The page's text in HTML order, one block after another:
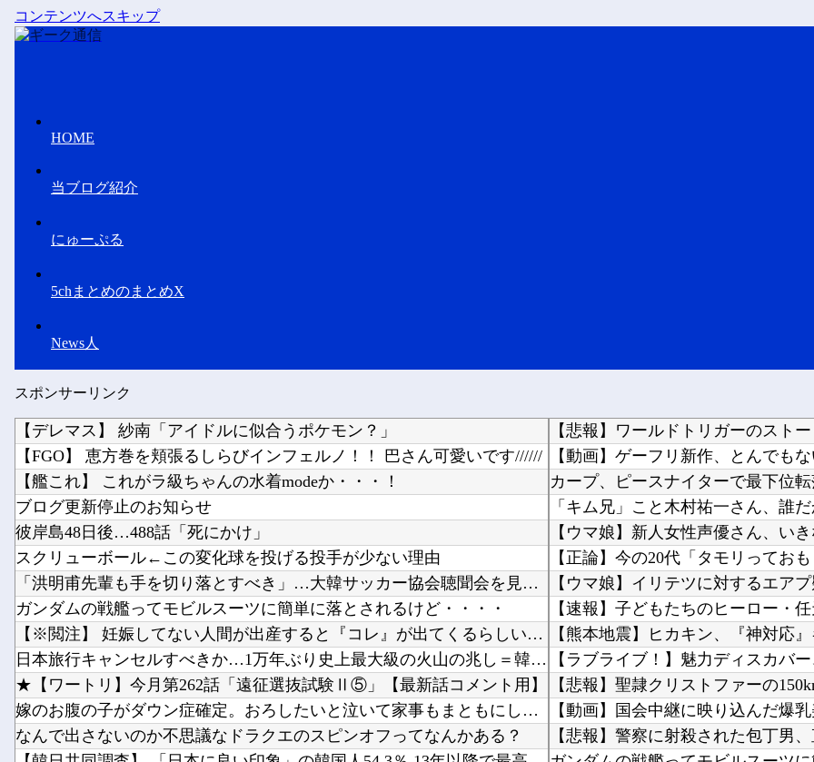
コンテンツへスキップ
HOME
当ブログ紹介
にゅーぷる
5chまとめのまとめX
News人
スポンサーリンク
【デレマス】 紗南「アイドルに似合うポケモン？」
【FGO】 恵方巻を頬張るしらびインフェルノ！！ 巴さん可愛いです//////
【艦これ】 これがラ級ちゃんの水着modeか・・・！
ブログ更新停止のお知らせ
彼岸島48日後…488話「死にかけ」
スクリューボール←この変化球を投げる投手が少ない理由
「洪明甫先輩も手を切り落とすべき」…大韓サッカー協会聴聞会を見た元韓国代表の李天秀が怒り
ガンダムの戦艦ってモビルスーツに簡単に落とされるけど・・・・
【※閲注】 妊娠してない人間が出産すると『コレ』が出てくるらしい…ヤバすぎる…
日本旅行キャンセルすべきか…1万年ぶり史上最大級の火山の兆し＝韓国の反応
★【ワートリ】今月第262話「遠征選抜試験Ⅱ⑤」【最新話コメント用】
嫁のお腹の子がダウン症確定。おろしたいと泣いて家事もまともにしない。命を粗末にするなと叱っ...
なんで出さないのか不思議なドラクエのスピンオフってなんかある？
【悲報】ワールドトリガーのスト
【動画】ゲーフリ新作、とんでも
【ウマ娘】新人女性声優さん、い
【ラブライブ！】魅力ディスカバ